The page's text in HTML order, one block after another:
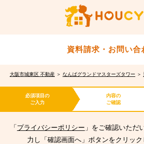
資料請求・お問い合
大阪市城東区 不動産 ＞ なんばグランドマスターズタワー ＞
必須項目の
ご入力
内容の
ご確認
「プライバシーポリシー 」をご確認いただ
力し「確認画面へ」ボタンをクリック